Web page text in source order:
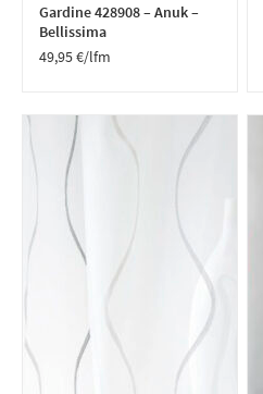
Gardine 428908 – Anuk –
Bellissima
49,95€/lfm